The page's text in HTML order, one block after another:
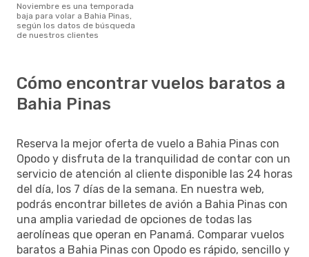
noviembre es una temporada
baja para volar a Bahia Pinas,
según los datos de búsqueda
de nuestros clientes
Cómo encontrar vuelos baratos a
Bahia Pinas
Reserva la mejor oferta de vuelo a Bahia Pinas con
Opodo y disfruta de la tranquilidad de contar con un
servicio de atención al cliente disponible las 24 horas
del día, los 7 días de la semana. En nuestra web,
podrás encontrar billetes de avión a Bahia Pinas con
una amplia variedad de opciones de todas las
aerolíneas que operan en Panamá. Comparar vuelos
baratos a Bahia Pinas con Opodo es rápido, sencillo y